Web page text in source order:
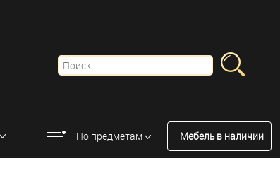
По предметам Мебель в наличии